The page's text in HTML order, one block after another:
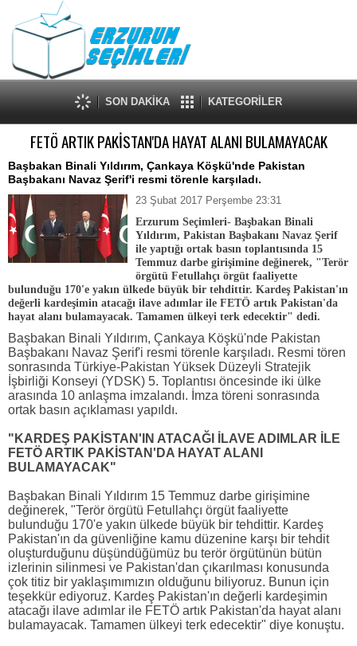
SON DAKİKA KATEGORİLER
FETÖ ARTIK PAKİSTAN'DA HAYAT ALANI BULAMAYACAK
Başbakan Binali Yıldırım, Çankaya Köşkü'nde Pakistan
Başbakanı Navaz Şerif'i resmi törenle karşıladı.
23 Şubat 2017 Perşembe 23:31
Erzurum Seçimleri- Başbakan Binali
Yıldırım, Pakistan Başbakanı Navaz Şerif
ile yaptığı ortak basın toplantısında 15
Temmuz darbe girişimine değinerek, "Terör
örgütü Fetullahçı örgüt faaliyette
bulunduğu 170'e yakın ülkede büyük bir tehdittir. Kardeş Pakistan'ın
değerli kardeşimin atacağı ilave adımlar ile FETÖ artık Pakistan'da
hayat alanı bulamayacak. Tamamen ülkeyi terk edecektir" dedi.
Başbakan Binali Yıldırım, Çankaya Köşkü'nde Pakistan
Başbakanı Navaz Şerif'i resmi törenle karşıladı. Resmi tören
sonrasında Türkiye-Pakistan Yüksek Düzeyli Stratejik
İşbirliği Konseyi (YDSK) 5. Toplantısı öncesinde iki ülke
arasında 10 anlaşma imzalandı. İmza töreni sonrasında
ortak basın açıklaması yapıldı.
"KARDEŞ PAKİSTAN'IN ATACAĞI İLAVE ADIMLAR İLE
FETÖ ARTIK PAKİSTAN'DA HAYAT ALANI
BULAMAYACAK"
Başbakan Binali Yıldırım 15 Temmuz darbe girişimine
değinerek, "Terör örgütü Fetullahçı örgüt faaliyette
bulunduğu 170'e yakın ülkede büyük bir tehdittir. Kardeş
Pakistan'ın da güvenliğine kamu düzenine karşı bir tehdit
oluşturduğunu düşündüğümüz bu terör örgütünün bütün
izlerinin silinmesi ve Pakistan'dan çıkarılması konusunda
çok titiz bir yaklaşımımızın olduğunu biliyoruz. Bunun için
teşekkür ediyoruz. Kardeş Pakistan'ın değerli kardeşimin
atacağı ilave adımlar ile FETÖ artık Pakistan'da hayat alanı
bulamayacak. Tamamen ülkeyi terk edecektir" diye konuştu.